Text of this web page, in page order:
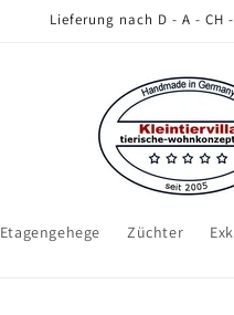
Lieferung nach D - A - CH
Etagengehege Züchter